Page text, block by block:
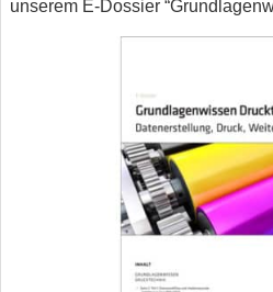
unserem E-Dossier